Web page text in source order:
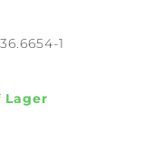
1
Lager